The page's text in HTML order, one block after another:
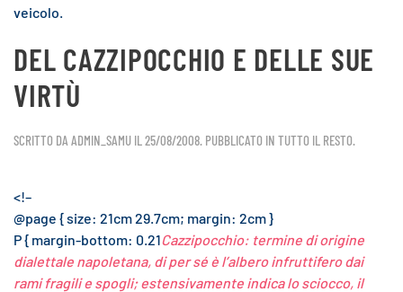
veicolo.
DEL CAZZIPOCCHIO E DELLE SUE
VIRTÙ
SCRITTO DA ADMIN_SAMU IL25/08/2008. PUBBLICATO IN TUTTO IL RESTO.
<!–
@page { size: 21cm 29.7cm; margin: 2cm }
P { margin-bottom: 0.21Cazzipocchio: termine di origine
dialettale napoletana, di per sé è l’albero infruttifero dai
rami fragili e spogli; estensivamente indica lo sciocco, il